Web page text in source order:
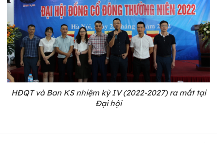
HĐQT và Ban KS nhiệm kỳ IV (2022-2027) ra mắt tại
Đại hội